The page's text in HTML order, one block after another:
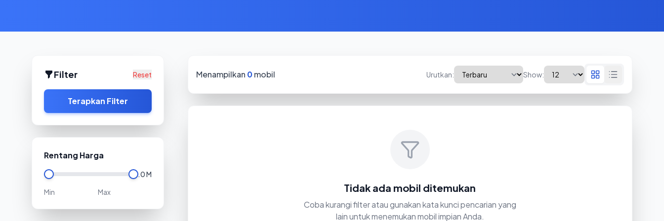
Filter Reset
Terapkan Filter
Rentang Harga
0 2.0 M
Menampilkan 0mobil Urutkan: Show:
Tidak ada mobil ditemukan
Coba kurangi filter atau gunakan kata kunci pencarian yang
lain untuk menemukan mobil impian Anda.